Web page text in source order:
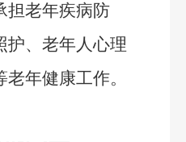
担老年疾病防
护、老年人心理
年健康工作。